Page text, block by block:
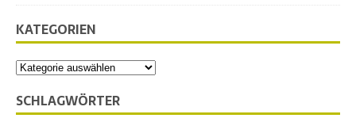
KATEGORIEN
SCHLAGWÖRTER